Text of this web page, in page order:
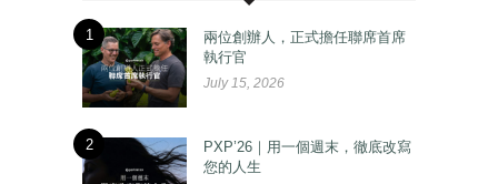
1
兩位創辦人，正式擔任聯席首席
執行官
July 15, 2026
2
PXP’26｜用一個週末，徹底改寫
您的人生